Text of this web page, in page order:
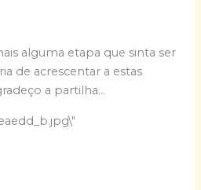
alguma etapa que sinta ser
de acrescentar a estas
a partilha…